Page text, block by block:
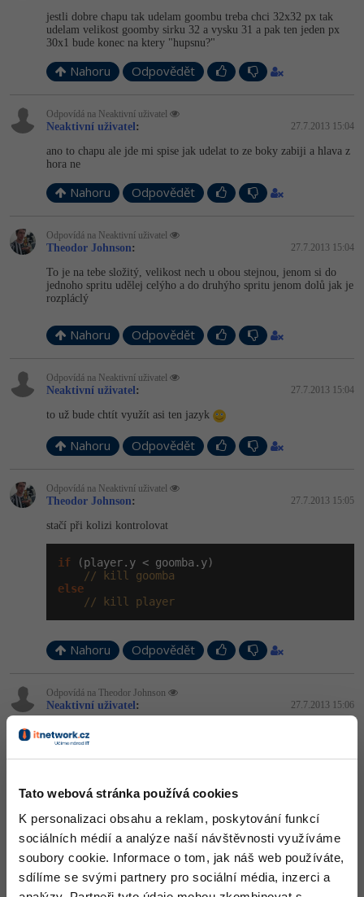
Tato webová stránka používá cookies
K personalizaci obsahu a reklam, poskytování funkcí
sociálních médií a analýze naší návštěvnosti využíváme
soubory cookie. Informace o tom, jak náš web používáte,
sdílíme se svými partnery pro sociální média, inzerci a
Kryptoměny
Copywriting -30%
MS Office -80%
Google Dokumenty
Time management
Windows
Linux
Sítě
Fórum
Blender
Inkscape
-80%
Video
Fórum
jestli dobre chapu tak udelam goombu treba chci 32x32 px tak
udelam velikost goomby sirku 32 a vysku 31 a pak ten jeden px
30x1 bude konec na ktery "hupsnu?"
Nahoru Odpovědět
Odpovídá na Neaktivní uživatel
Neaktivní uživatel : 27.7.2013 15:04
ano to chapu ale jde mi spise jak udelat to ze boky zabiji a hlava z
hora ne
Nahoru Odpovědět
Odpovídá na Neaktivní uživatel
Theodor Johnson: 27.7.2013 15:04
To je na tebe složitý, velikost nech u obou stejnou, jenom si do
jednoho spritu udělej celýho a do druhýho spritu jenom dolů jak je
rozpláclý
Nahoru Odpovědět
Odpovídá na Neaktivní uživatel
Neaktivní uživatel : 27.7.2013 15:04
to už bude chtít využít asi ten jazyk
Nahoru Odpovědět
Odpovídá na Neaktivní uživatel
Theodor Johnson: 27.7.2013 15:05
stačí při kolizi kontrolovat
if (player.y < goomba.y)
// kill goomba
else
// kill player
Nahoru Odpovědět
Odpovídá na Theodor Johnson
Neaktivní uživatel : 27.7.2013 15:06
ja vim jak udelat vymenu spritu/objectu ale nevim jak udelat to ze
levy a pravy bok goomby zabiji ale horni cast ho zabije
Odpovídá na Neaktivní uživatel
Neaktivní uživatel: 27.7.2013 15:07
ikonkami to musi jit ne?
Nahoru Odpovědět -3